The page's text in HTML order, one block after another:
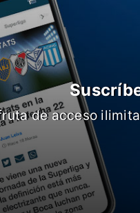
tendrá su fecha un
de acceso